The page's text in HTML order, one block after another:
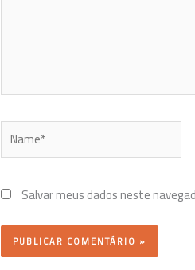
Name*
Salvar meus dados neste